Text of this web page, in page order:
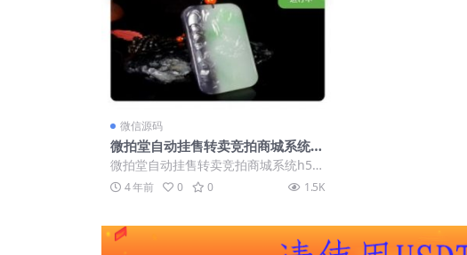
微信源码
微拍堂自动挂售转卖竞拍商城系统h
5公众号app开发源码【转拍闪拍系
统源码】
微拍堂自动挂售转卖竞拍商城系统h5公
众号app开发源码【转拍闪拍系统源
码】 前端...
4 年前 0 0 1.5K